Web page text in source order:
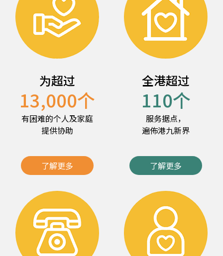
为超过
13,000个
有困难的个人及家庭
提供协助
了解更多
全港超过
110个
服务据点，
遍佈港九新界
了解更多